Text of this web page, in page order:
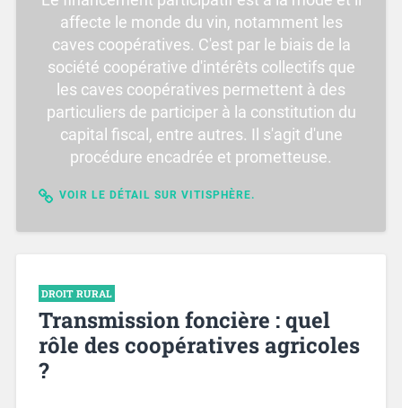
affecte le monde du vin, notamment les
caves coopératives. C'est par le biais de la
société coopérative d'intérêts collectifs que
les caves coopératives permettent à des
particuliers de participer à la constitution du
capital fiscal, entre autres. Il s'agit d'une
procédure encadrée et prometteuse.
VOIR LE DÉTAIL SUR VITISPHÈRE.
DROIT RURAL
Transmission foncière : quel
rôle des coopératives agricoles
?